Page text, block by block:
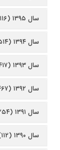
سال ۱۳۹۵ (۱۱۶)
سال ۱۳۹۴ (۵۱۴)
سال ۱۳۹۳ (۴۱۷)
سال ۱۳۹۲ (۴۶۷)
سال ۱۳۹۱ (۲۵۴)
سال ۱۳۹۰ (۱۱۲)